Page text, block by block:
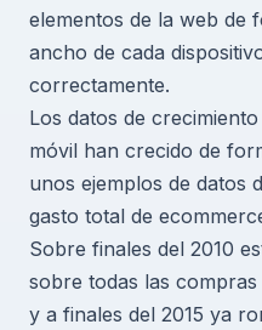
elementos de la web de
ancho de cada
correctamente.
Los datos de
móvil han crecido de
unos ejemplos de datos
gasto total de
Sobre finales del 2010
sobre todas las
y a finales del 2015 ya